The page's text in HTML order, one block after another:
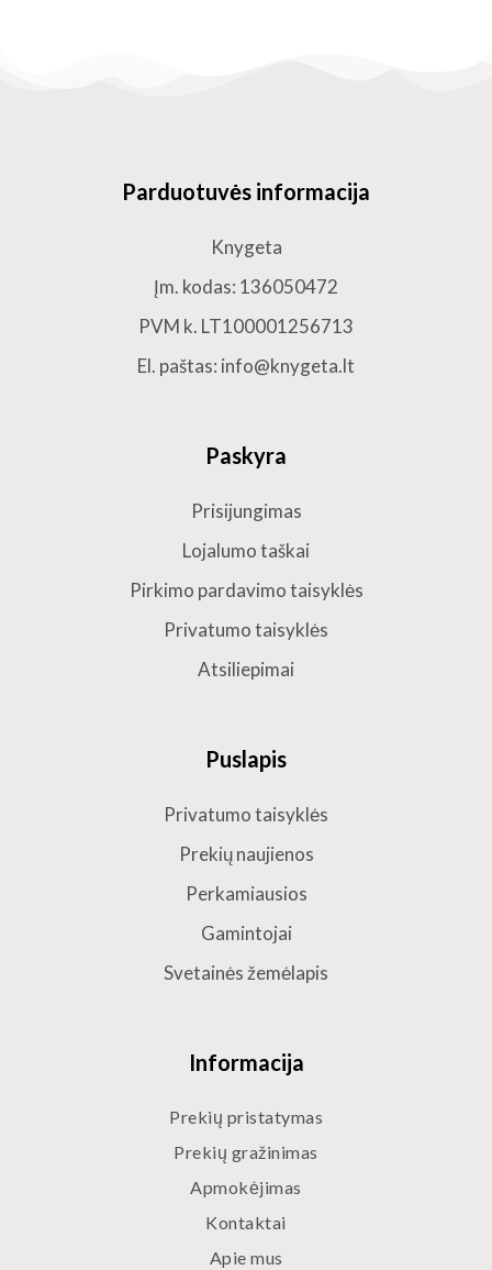
Informacija
Prekių pristatymas
Prekių gražinimas
Apmokėjimas
Kontaktai
Apie mus
Puslapis
Privatumo taisyklės
Prekių naujienos
Perkamiausios
Gamintojai
Svetainės žemėlapis
Paskyra
Prisijungimas
Lojalumo taškai
Pirkimo pardavimo taisyklės
Privatumo taisyklės
Atsiliepimai
Parduotuvės informacija
Knygeta
Įm. kodas: 136050472
PVM k. LT100001256713
El. paštas: info@knygeta.lt